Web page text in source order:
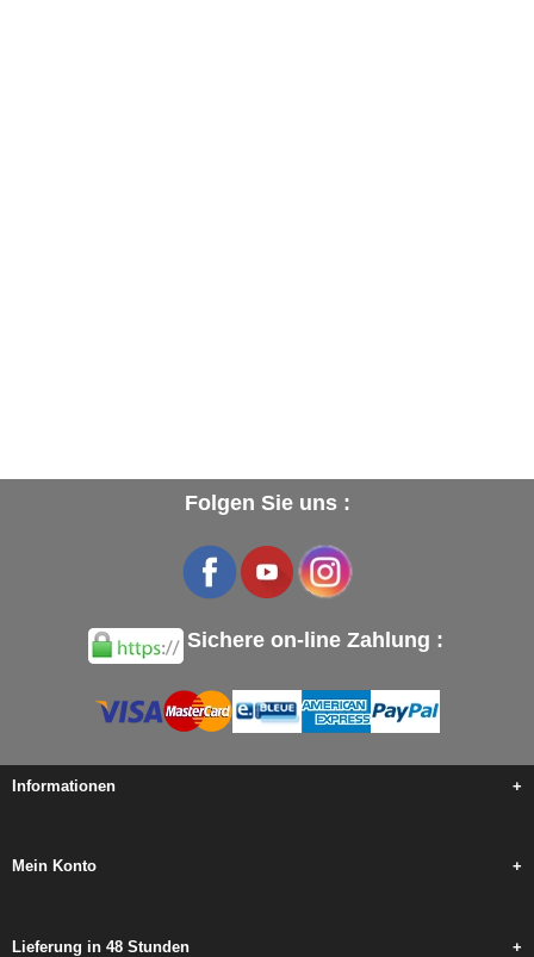
Folgen Sie uns :
Sichere on-line Zahlung :
Informationen +
Mein Konto +
Lieferung in 48 Stunden +